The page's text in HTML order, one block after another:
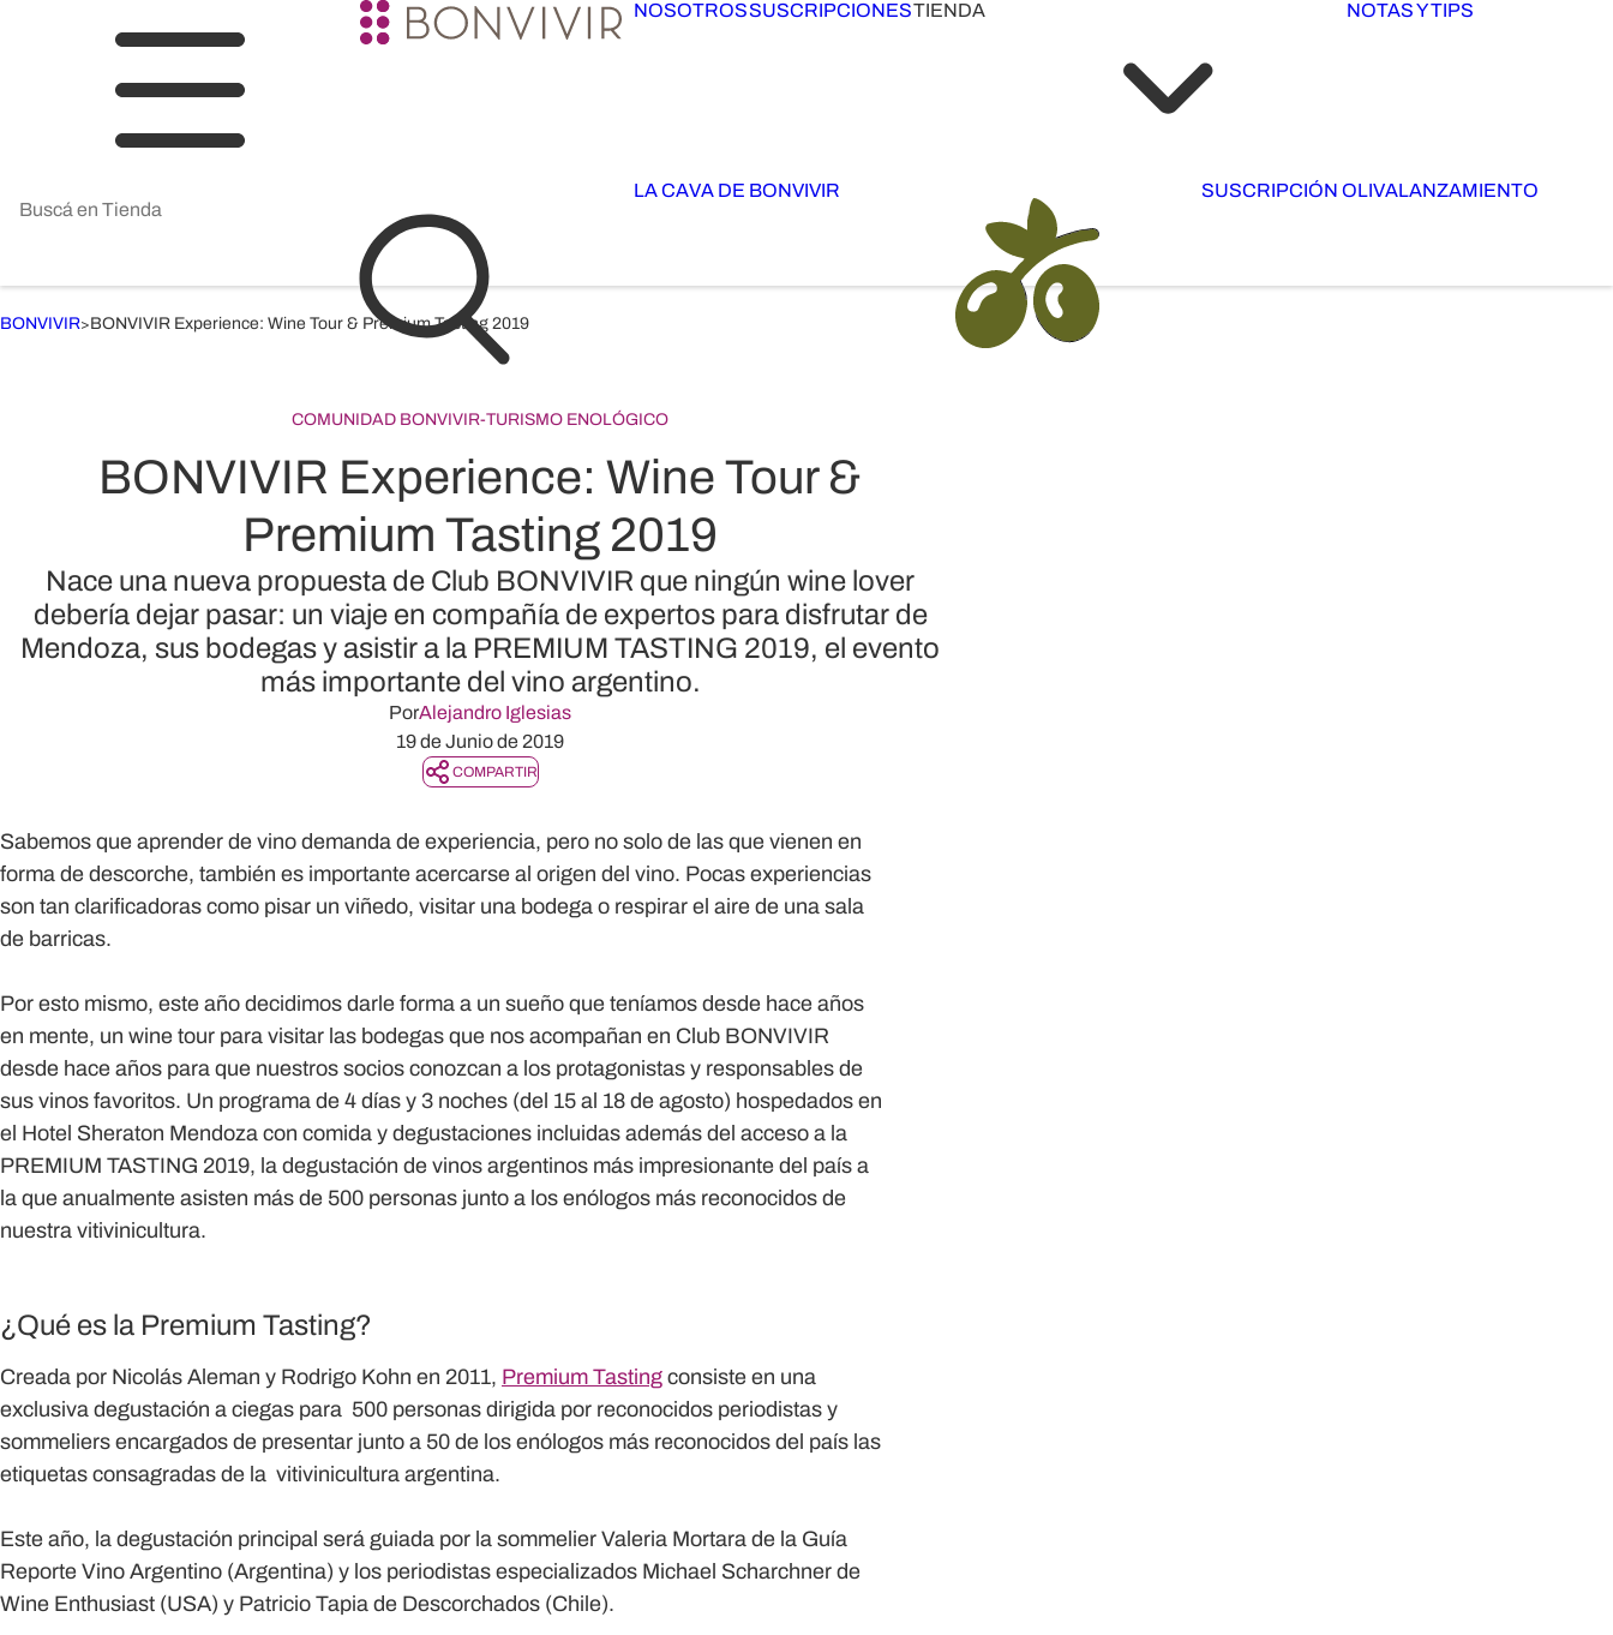
NOSOTROSSUSCRIPCIONESTIENDA NOTAS Y TIPS
LA CAVA DE BONVIVIR SUSCRIPCIÓN OLIVALANZAMIENTO
BONVIVIR>BONVIVIR Experience: Wine Tour & Premium Tasting 2019
COMUNIDAD BONVIVIR-TURISMO ENOLÓGICO
BONVIVIR Experience: Wine Tour &
Premium Tasting 2019
Nace una nueva propuesta de Club BONVIVIR que ningún wine lover
debería dejar pasar: un viaje en compañía de expertos para disfrutar de
Mendoza, sus bodegas y asistir a la PREMIUM TASTING 2019, el evento
más importante del vino argentino.
PorAlejandro Iglesias
19 de Junio de 2019
COMPARTIR
Sabemos que aprender de vino demanda de experiencia, pero no solo de las que vienen en
forma de descorche, también es importante acercarse al origen del vino. Pocas experiencias
son tan clarificadoras como pisar un viñedo, visitar una bodega o respirar el aire de una sala
de barricas.
Por esto mismo, este año decidimos darle forma a un sueño que teníamos desde hace años
en mente, un wine tour para visitar las bodegas que nos acompañan en Club BONVIVIR
desde hace años para que nuestros socios conozcan a los protagonistas y responsables de
sus vinos favoritos. Un programa de 4 días y 3 noches (del 15 al 18 de agosto) hospedados en
el Hotel Sheraton Mendoza con comida y degustaciones incluidas además del acceso a la
PREMIUM TASTING 2019, la degustación de vinos argentinos más impresionante del país a
la que anualmente asisten más de 500 personas junto a los enólogos más reconocidos de
nuestra vitivinicultura.
¿Qué es la Premium Tasting?
Creada por Nicolás Aleman y Rodrigo Kohn en 2011, Premium Tasting consiste en una
exclusiva degustación a ciegas para 500 personas dirigida por reconocidos periodistas y
sommeliers encargados de presentar junto a 50 de los enólogos más reconocidos del país las
etiquetas consagradas de la vitivinicultura argentina.
Este año, la degustación principal será guiada por la sommelier Valeria Mortara de la Guía
Reporte Vino Argentino (Argentina) y los periodistas especializados Michael Scharchner de
Wine Enthusiast (USA) y Patricio Tapia de Descorchados (Chile).